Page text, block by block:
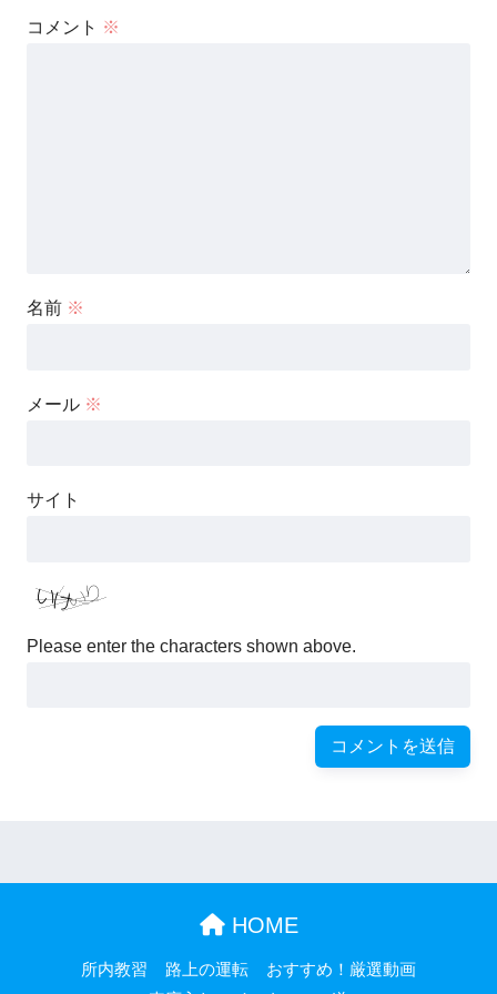
コメント ※
名前 ※
メール ※
サイト
Please enter the characters shown above.
HOME
所内教習 路上の運転
おすすめ！厳選動画